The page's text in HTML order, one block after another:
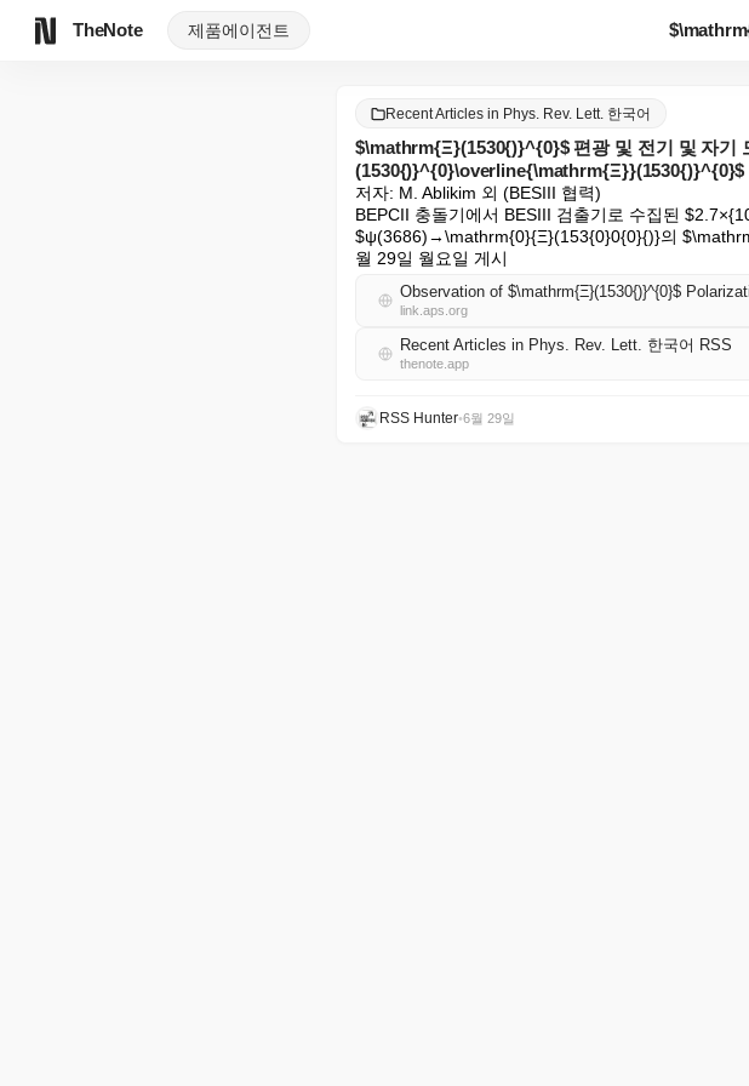
TheNote 제품에이전트
Recent Articles in Phys. Rev. Lett. 한국어
$\mathrm{Ξ}(1530{)}^{0}$ 편광 및 전기 및 자
(1530{)}^{0}\overline{\mathrm{Ξ}}(1530{)}^{0}$
저자: M. Ablikim 외 (BESIII 협력)
BEPCII 충돌기에서 BESIII 검출기로 수집된
$ψ(3686)→\mathrm{0}{Ξ}(153{0}0{0}{)}의
월 29일 월요일 게시
link.aps.org
Recent Articles in Phys. Rev. Lett. 한국어 RSS
thenote.app
RSS Hunter•6월 29일